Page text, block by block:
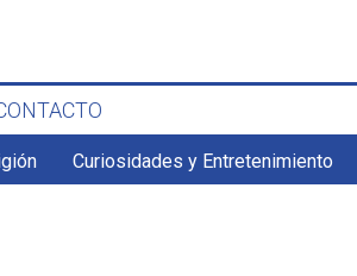
Curiosidades y Entretenimiento